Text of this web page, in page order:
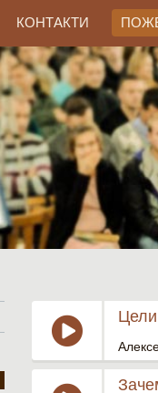
КОНТАКТИ